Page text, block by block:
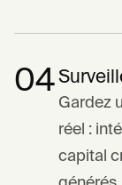
04
Gardez
réel :
capital